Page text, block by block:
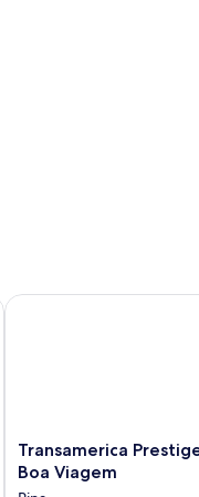
Transamerica
Prestige
Transamerica
Boa Viagem
Transamerica Prestige